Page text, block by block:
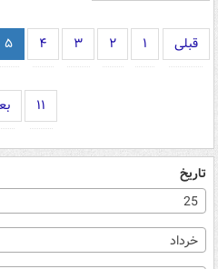
قبلی ۱ ۲ ۳ ۴ ۵
۱۱
تاریخ
25
خرداد